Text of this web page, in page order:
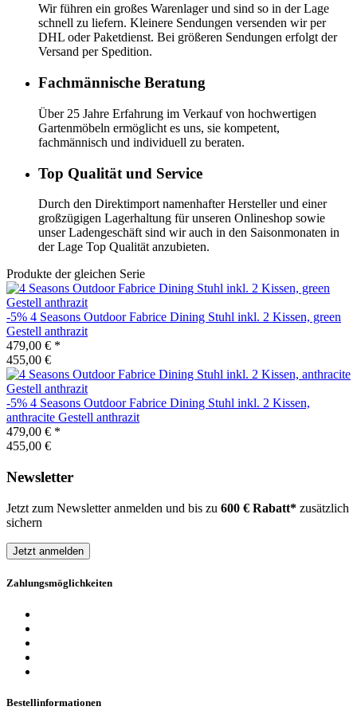
Wir führen ein großes Warenlager und sind so in der Lage
schnell zu liefern. Kleinere Sendungen versenden wir per
DHL oder Paketdienst. Bei größeren Sendungen erfolgt der
Versand per Spedition.
Fachmännische Beratung
Über 25 Jahre Erfahrung im Verkauf von hochwertigen
Gartenmöbeln ermöglicht es uns, sie kompetent,
fachmännisch und individuell zu beraten.
Top Qualität und Service
Durch den Direktimport namenhafter Hersteller und einer
großzügigen Lagerhaltung für unseren Onlineshop sowie
unser Ladengeschäft sind wir auch in den Saisonmonaten in
der Lage Top Qualität anzubieten.
Produkte der gleichen Serie
-5% 4 Seasons OutdoorFabrice Dining Stuhl inkl. 2 Kissen, green
Gestell anthrazit
479,00 € *
455,00 €
-5% 4 Seasons OutdoorFabrice Dining Stuhl inkl. 2 Kissen,
anthracite Gestell anthrazit
479,00 € *
455,00 €
Newsletter
Jetzt zum Newsletter anmelden und bis zu 600 € Rabatt* zusätzlich
sichern
Jetzt anmelden
Zahlungsmöglichkeiten
Bestellinformationen